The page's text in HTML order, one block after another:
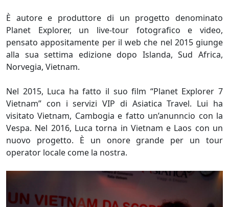
È autore e produttore di un progetto denominato
Planet Explorer, un live-tour fotografico e video,
pensato appositamente per il web che nel 2015 giunge
alla sua settima edizione dopo Islanda, Sud Africa,
Norvegia, Vietnam.
Nel 2015, Luca ha fatto il suo film “Planet Explorer 7
Vietnam” con i servizi VIP di Asiatica Travel. Lui ha
visitato Vietnam, Cambogia e fatto un’anunncio con la
Vespa. Nel 2016, Luca torna in Vietnam e Laos con un
nuovo progetto. È un onore grande per un tour
operator locale come la nostra.